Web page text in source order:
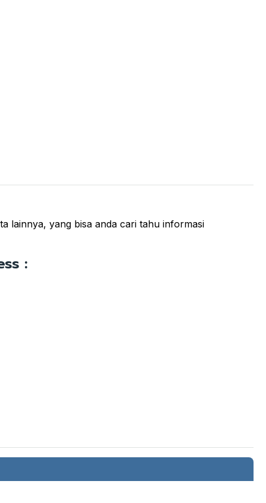
lainnya, yang bisa anda cari tahu informasi
: